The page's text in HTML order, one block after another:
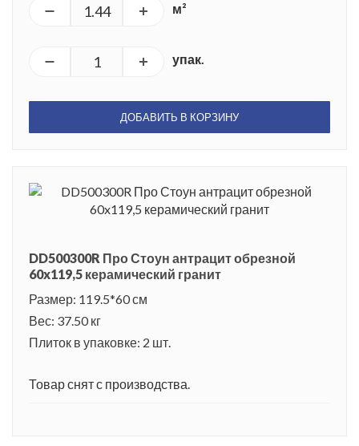
м²
упак.
ДОБАВИТЬ В КОРЗИНУ
DD500300R Про Стоун антрацит обрезной
60x119,5 керамический гранит
Размер: 119.5*60 см
Вес: 37.50 кг
Плиток в упаковке: 2 шт.
Товар снят с производства.